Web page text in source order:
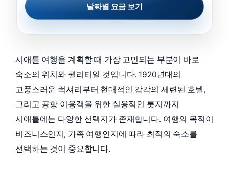
날짜별 요금 보기
시애틀 여행을 계획할 때 가장 고민되는 부분이 바로
숙소의 위치와 퀄리티일 것입니다. 1920년대의
고풍스러운 럭셔리부터 현대적인 감각의 세련된 호텔,
그리고 공항 이용객을 위한 실용적인 롯지까지
시애틀에는 다양한 선택지가 존재합니다. 여행의 목적이
비즈니스인지, 가족 여행인지에 따라 최적의 숙소를
선택하는 것이 중요합니다.